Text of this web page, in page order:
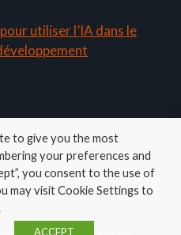
utiliser l’IA dans le
to give you the most
your preferences and
you consent to the use of
may visit Cookie Settings to
ACCEPT